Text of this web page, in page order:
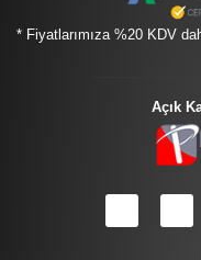
* Fiyatlarımıza %20 KDV
Açık